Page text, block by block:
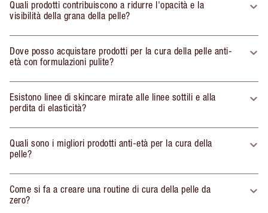
Quali prodotti contribuiscono a ridurre l'opacità e la
visibilità della grana della pelle?
Dove posso acquistare prodotti per la cura della pelle anti-
età con formulazioni pulite?
Esistono linee di skincare mirate alle linee sottili e alla
perdita di elasticità?
Quali sono i migliori prodotti anti-età per la cura della
pelle?
Come si fa a creare una routine di cura della pelle da
zero?